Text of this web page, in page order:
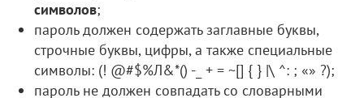
символов;
пароль должен содержать заглавные буквы,
строчные буквы, цифры, а также специальные
символы: (! @#$%Л&*() -_ + = ~[] { } |\ ^: ; «» ?);
пароль не должен совпадать со словарными